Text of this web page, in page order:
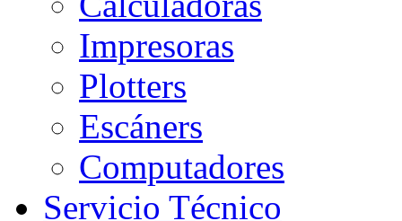
Impresoras
Plotters
Escáners
Computadores
Servicio Técnico